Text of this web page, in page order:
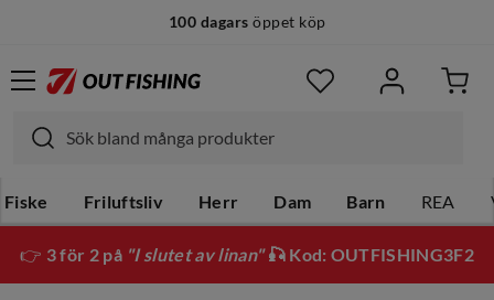
100 dagars öppet köp
Fiske Friluftsliv Herr Dam Barn REA
👉 3 för 2 på "I slutet av linan"🎣 Kod: OUTFISHING3F2